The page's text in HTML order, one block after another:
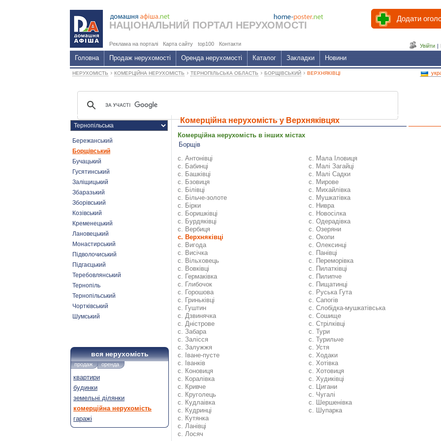
НАЦІОНАЛЬНИЙ ПОРТАЛ НЕРУХОМОСТІ
Додати
Реклама на порталі Карта сайту top100 Контакти Увійти |
Головна Продаж нерухомості Оренда нерухомості Каталог Закладки Новини
НЕРУХОМІСТЬ › КОМЕРЦІЙНА НЕРУХОМІСТЬ › ТЕРНОПІЛЬСЬКА ОБЛАСТЬ › БОРЩІВСЬКИЙ › ВЕРХНЯКІВЦІ
Бережанський
Борщівський
Бучацький
Гусятинський
Заліщицький
Збаразький
Зборівський
Козівський
Кременецький
Лановецький
Монастирський
Підволочиський
Підгаєцький
Теребовлянський
Тернопіль
Тернопільський
Чортківський
Шумський
вся нерухомість
продаж оренда
квартири
будинки
земельні ділянки
комерційна нерухомість
гаражі
Комерційна нерухомість у Верхняківцях
Комерційна нерухомість в інших містах
Борщів
с. Антонівці
с. Бабинці
с. Башківці
с. Бзовиця
с. Білівці
с. Більче-золоте
с. Бірки
с. Боришківці
с. Бурдяківці
с. Вербиця
с. Верхняківці
с. Вигода
с. Висічка
с. Вільховець
с. Вовківці
с. Гермаківка
с. Глибочок
с. Горошова
с. Гриньківці
с. Гуштин
с. Дзвинячка
с. Дністрове
с. Забара
с. Залісся
с. Залужжя
с. Іване-пусте
с. Іванків
с. Коновиця
с. Коралівка
с. Кривче
с. Круголець
с. Кудлаівка
с. Кудринці
с. Кутянка
с. Ланівці
с. Лосяч
с. Мала Іловиця
с. Малі Загайці
с. Малі Садки
с. Мирове
с. Михайлівка
с. Мушкатівка
с. Нивра
с. Новосілка
с. Одерадівка
с. Озеряни
с. Окопи
с. Олексинці
с. Панівці
с. Переморівка
с. Пилатківці
с. Пилипче
с. Пищатинці
с. Руська Гута
с. Сапогів
с. Слобідка-мушкатівська
с. Сошище
с. Стрілківці
с. Тури
с. Турильче
с. Устя
с. Ходаки
с. Хотівка
с. Хотовиця
с. Худиківці
с. Цигани
с. Чугалі
с. Шершенівка
с. Шупарка